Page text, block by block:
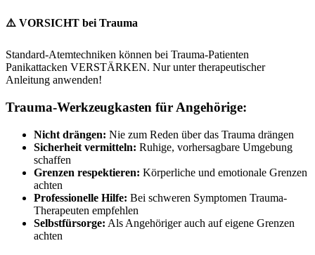
⚠️ VORSICHT bei Trauma
Standard-Atemtechniken können bei Trauma-Patienten
Panikattacken VERSTÄRKEN. Nur unter therapeutischer
Anleitung anwenden!
Trauma-Werkzeugkasten für Angehörige:
Nicht drängen: Nie zum Reden über das Trauma drängen
Sicherheit vermitteln: Ruhige, vorhersagbare Umgebung
schaffen
Grenzen respektieren: Körperliche und emotionale Grenzen
achten
Professionelle Hilfe: Bei schweren Symptomen Trauma-
Therapeuten empfehlen
Selbstfürsorge: Als Angehöriger auch auf eigene Grenzen
achten